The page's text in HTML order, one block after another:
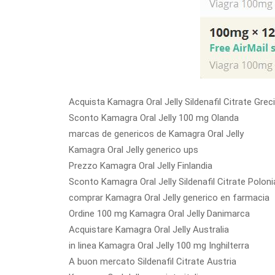
Acquista Kamagra Oral Jelly Sildenafil Citrate
Sconto Kamagra Oral Jelly 100 mg Olanda
marcas de genericos de Kamagra Oral Jelly
Kamagra Oral Jelly generico ups
Prezzo Kamagra Oral Jelly Finlandia
Sconto Kamagra Oral Jelly Sildenafil Citrate
comprar Kamagra Oral Jelly generico en farmacia
Ordine 100 mg Kamagra Oral Jelly Danimarca
Acquistare Kamagra Oral Jelly Australia
in linea Kamagra Oral Jelly 100 mg Inghilterra
A buon mercato Sildenafil Citrate Austria